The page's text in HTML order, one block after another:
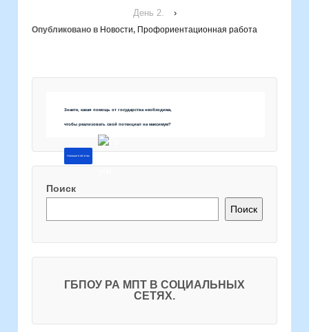
День 2.
›
Опубликовано в Новости, Профориентационная работа
Знаете, какая помощь от государства необходима,
чтобы реализовать свой потенциал на максимум?
Напишите об этом
Поиск
Поиск
ГБПОУ РА МПТ В СОЦИАЛЬНЫХ
СЕТЯХ.